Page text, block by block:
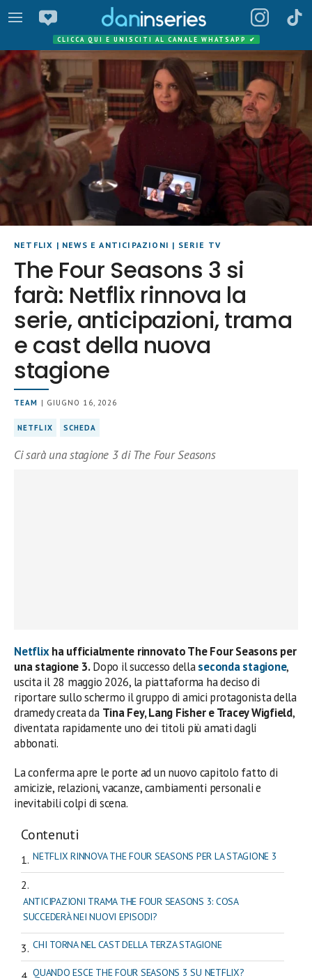
CLICCA QUI E UNISCITI AL CANALE WHATSAPP ✔
NETFLIX | NEWS E ANTICIPAZIONI | SERIE TV
The Four Seasons 3 si
farà: Netflix rinnova la
serie, anticipazioni, trama
e cast della nuova
stagione
TEAM | GIUGNO 16, 2026
NETFLIX SCHEDA
Ci sarà una stagione 3 di The Four Seasons
Netflixha ufficialmente rinnovato The Four Seasons per
una stagione 3.Dopo il successo dellaseconda stagione,
uscita il 28 maggio 2026, la piattaforma ha deciso di
riportare sullo schermo il gruppo di amici protagonista della
dramedy creata da Tina Fey, Lang Fisher e Tracey Wigfield,
diventata rapidamente uno dei titoli più amati dagli
abbonati.
La conferma apre le porte ad un nuovo capitolo fatto di
amicizie, relazioni, vacanze, cambiamenti personali e
inevitabili colpi di scena.
Contenuti
NETFLIX RINNOVA THE FOUR SEASONS PER LA STAGIONE 3
ANTICIPAZIONI TRAMA THE FOUR SEASONS 3: COSA
SUCCEDERÀ NEI NUOVI EPISODI?
CHI TORNA NEL CAST DELLA TERZA STAGIONE
QUANDO ESCE THE FOUR SEASONS 3 SU NETFLIX?